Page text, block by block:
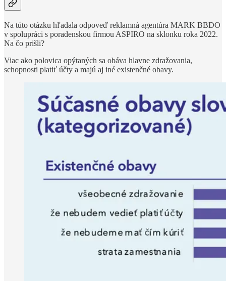
Na túto otázku hľadala odpoveď reklamná agentúra MARK BBDO
v spolupráci s poradenskou firmou ASPIRO na sklonku roka 2022.
Na čo prišli?
Viac ako polovica opýtaných sa obáva hlavne zdražovania,
schopnosti platiť účty a majú aj iné existenčné obavy.